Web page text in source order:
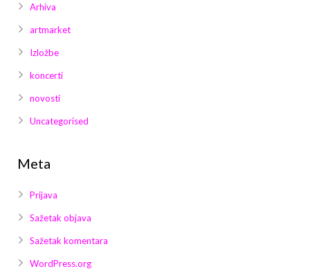
Arhiva
artmarket
Izložbe
koncerti
novosti
Uncategorised
Meta
Prijava
Sažetak objava
Sažetak komentara
WordPress.org